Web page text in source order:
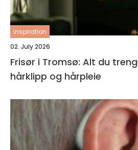
inspiration
02. July 2026
Frisør i Tromsø: Alt du
hårklipp og hårpleie